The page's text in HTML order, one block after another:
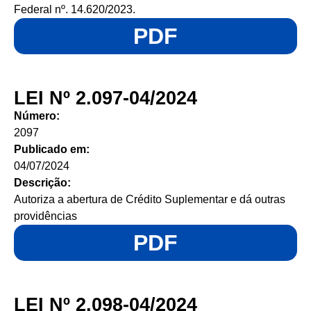
Federal nº. 14.620/2023.
PDF
LEI Nº 2.097-04/2024
Número:
2097
Publicado em:
04/07/2024
Descrição:
Autoriza a abertura de Crédito Suplementar e dá outras
providências
PDF
LEI Nº 2.098-04/2024